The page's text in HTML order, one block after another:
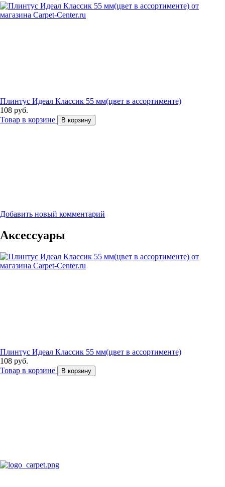
Плинтус Идеал Классик 55 мм(цвет в ассортименте)
108 руб.
Товар в корзине
В корзину
Добавить новый комментарий
Аксессуары
Плинтус Идеал Классик 55 мм(цвет в ассортименте)
108 руб.
Товар в корзине
В корзину